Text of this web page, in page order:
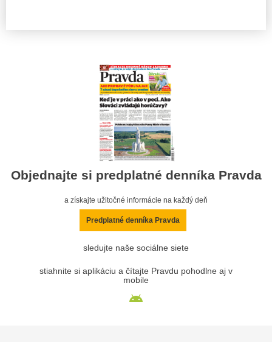
Objednajte si predplatné denníka Pravda
a získajte užitočné informácie na každý deň
Predplatné denníka Pravda
sledujte naše sociálne siete
stiahnite si aplikáciu a čítajte Pravdu pohodlne aj v
mobile